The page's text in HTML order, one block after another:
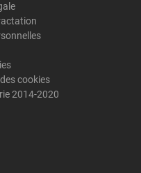
cookies
2014-2020